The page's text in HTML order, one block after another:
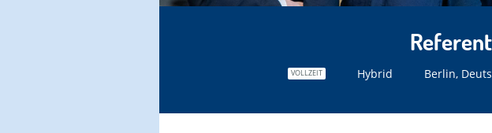
VOLLZEIT Hybrid Berlin,